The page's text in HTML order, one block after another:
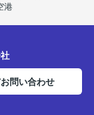
港
お問い合わせ